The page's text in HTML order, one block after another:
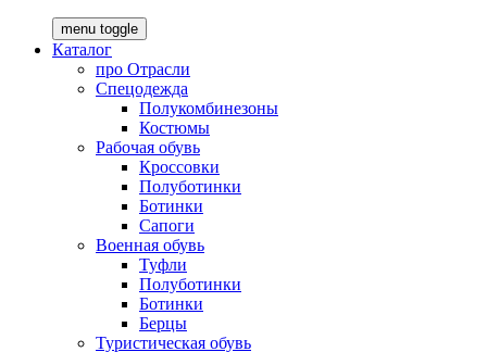
menu toggle
Каталог
про Отрасли
Спецодежда
Полукомбинезоны
Костюмы
Рабочая обувь
Кроссовки
Полуботинки
Ботинки
Сапоги
Военная обувь
Туфли
Полуботинки
Ботинки
Берцы
Туристическая обувь